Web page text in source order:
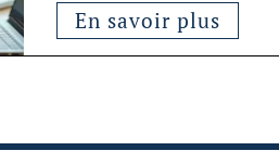
En savoir plus